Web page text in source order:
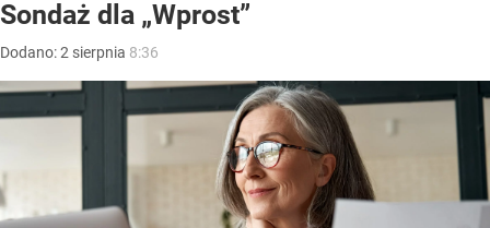
Sondaż dla „Wprost”
Dodano:2 sierpnia 8:36